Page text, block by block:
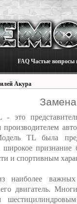
FAQ Частые вопросы
Акура
- это
производителем
TL была
широкое признание
и спортивным
наиболее
его двигатель.